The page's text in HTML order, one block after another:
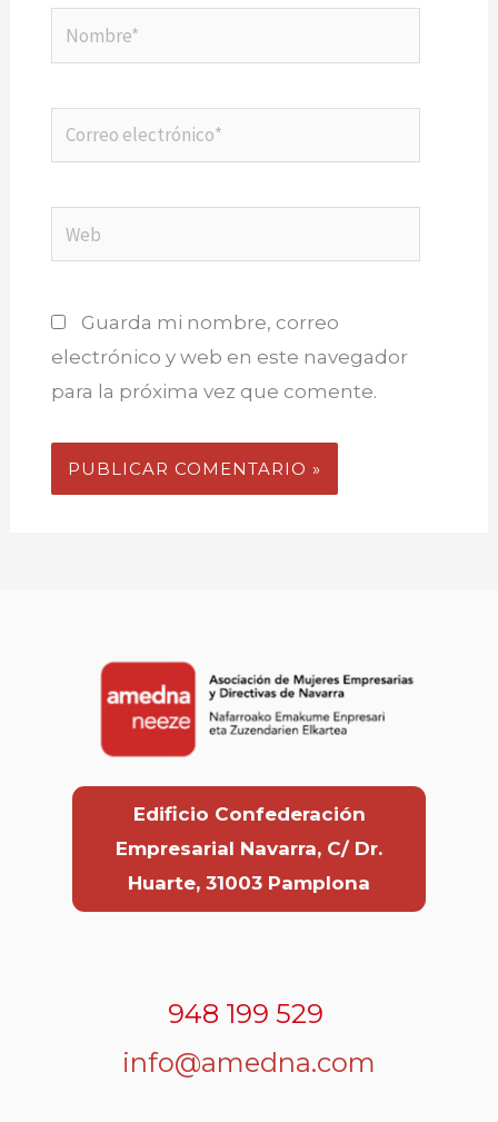
Nombre*
Correo
electrónico*
Web
Guarda mi nombre, correo
electrónico y web en este navegador
para la próxima vez que comente.
Edificio Confederación
Empresarial Navarra, C/ Dr.
Huarte, 31003 Pamplona
948 199 529
info@amedna.com